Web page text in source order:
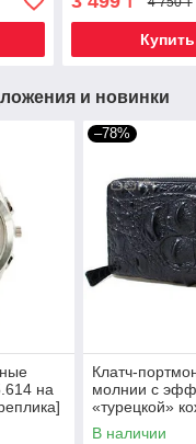
Купить
и новинки
на
–78%
Клатч-
молнии с
«турецкой»
(Черный)
В наличии